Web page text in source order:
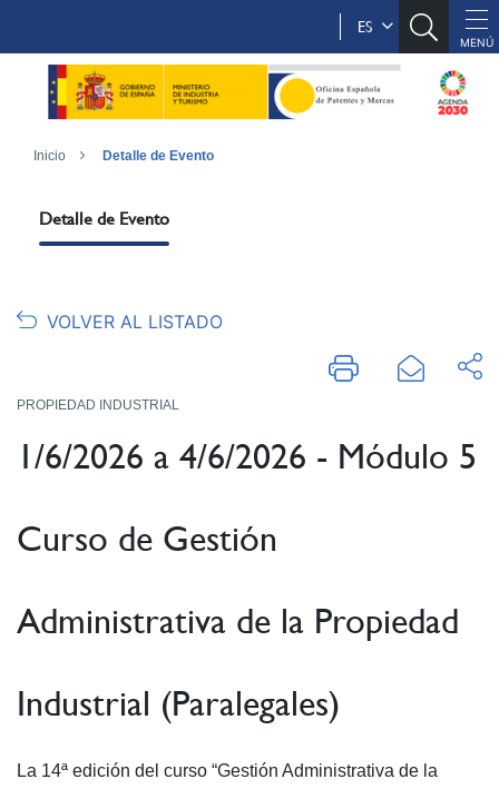
ES
Inicio Detalle de Evento
Detalle de Evento
VOLVER AL LISTADO
PROPIEDAD INDUSTRIAL
1/6/2026 a 4/6/2026 - Módulo 5
Curso de Gestión
Administrativa de la Propiedad
Industrial (Paralegales)
La 14ª edición del curso “Gestión Administrativa de la